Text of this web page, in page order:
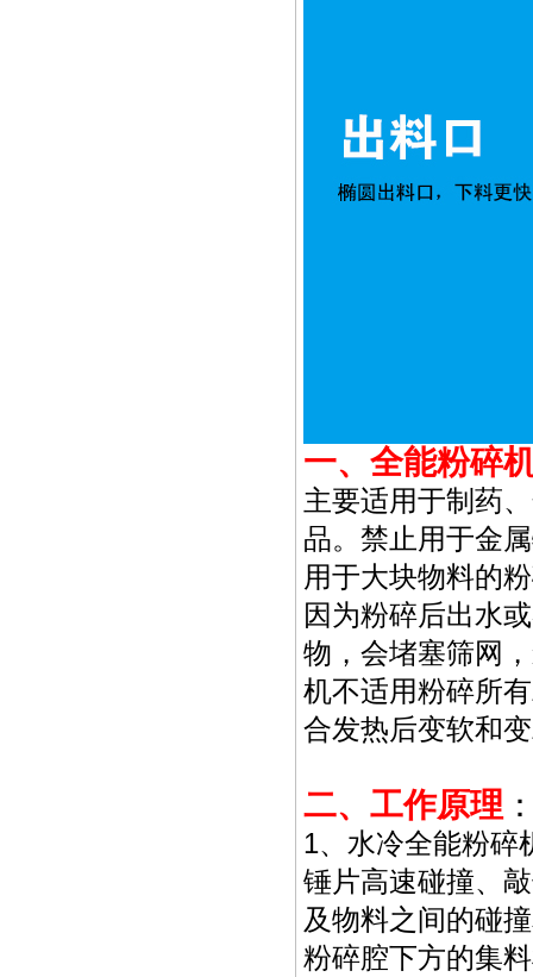
一、全能粉碎
主要适用于制药
品。禁止用于金
用于大块物料的
因为粉碎后出水
物，会堵塞筛网
机不适用粉碎所
合发热后变软和
二、工作原理
1、水冷全能粉碎
锤片高速碰撞、
及物料之间的碰
粉碎腔下方的集